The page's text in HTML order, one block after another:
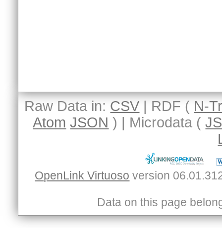
Raw Data in: CSV | RDF ( N-
Atom JSON ) | Microdata (
OpenLink Virtuoso
Data on this page